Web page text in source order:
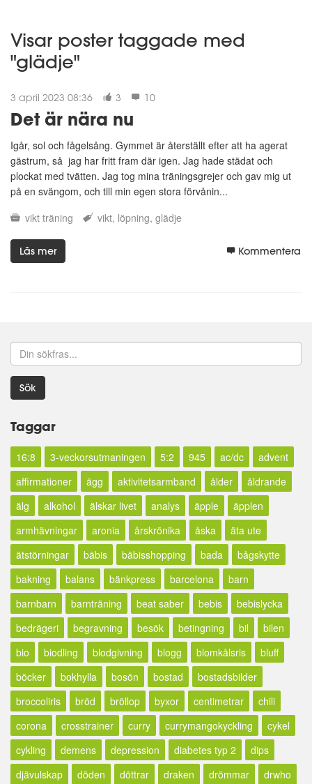
Visar poster taggade med
"glädje"
3 april 2023 08:36 3 10
Det är nära nu
Igår, sol och fågelsång. Gymmet är återställt efter att ha agerat
gästrum, så jag har fritt fram där igen. Jag hade städat och
plockat med tvätten. Jag tog mina träningsgrejer och gav mig ut
på en svängom, och till min egen stora förvånin...
vikt träning vikt löpning glädje
Läs mer Kommentera
Sök
Taggar
16:8 3-veckorsutmaningen 5:2 945 ac/dc
advent
affirmationer
ägg aktivitetsarmband ålder
åldrande
älg
alkohol älskar livet analys äpple
äpplen
armhävningar
aronia årskrönika åska
äta ute
ätstörningar
bäbis bäbisshopping bada
bågskytte
bakning
balans bänkpress barcelona
barn
barnbarn
barnträning beat saber bebis
bebislycka
bedrägeri
begravning besök betingning bil
bilen
bio
biodling blodgivning blogg blomkålsris
bluff
böcker
bokhylla bosön bostad
bostadsbilder
broccoliris
bröd bröllop byxor centimetrar
chili
corona
crosstrainer curry currymangokyckling
cykel
cykling
demens depression diabetes typ 2
dips
djävulskap
döden döttrar draken drömmar
drwho